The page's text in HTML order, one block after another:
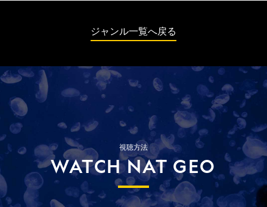
ジャンル一覧へ戻る
視聴方法
WATCH NAT GEO